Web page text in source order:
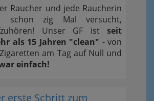
Raucher und jede Raucherin
schon zig Mal versucht,
Unser GF ist seit
als 15 Jahren "clean" - von
am Tag auf Null und
einfach!
erste Schritt zum